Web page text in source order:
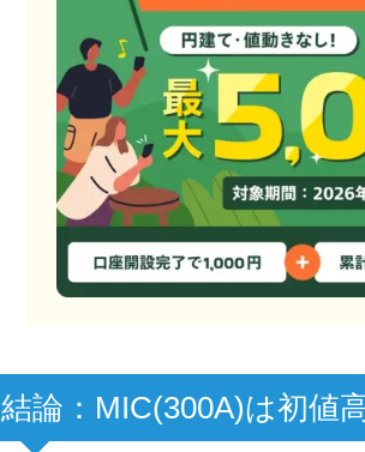
結論：MIC(300A)は初値